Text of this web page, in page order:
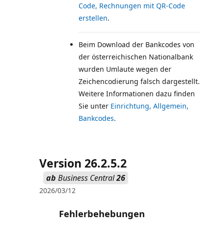
Code, Rechnungen mit QR-Code
erstellen
Beim Download der Bankcodes von
der österreichischen Nationalbank
wurden Umlaute wegen der
Zeichencodierung falsch dargestellt.
Weitere Informationen dazu finden
Sie unter Einrichtung, Allgemein,
Bankcodes
Version 26.2.5.2
ab Business Central26
2026/03/12
Fehlerbehebungen